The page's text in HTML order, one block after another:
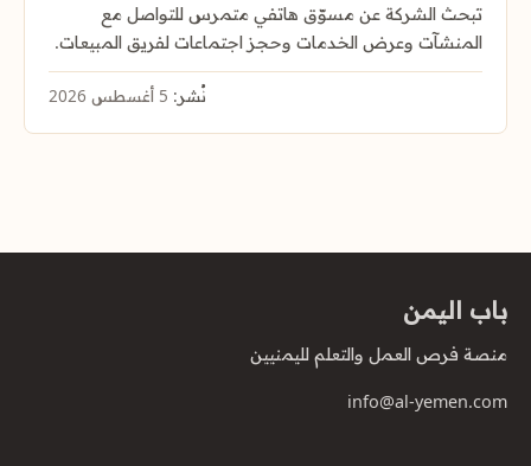
تبحث الشركة عن مسوّق هاتفي متمرس للتواصل مع
المنشآت وعرض الخدمات وحجز اجتماعات لفريق المبيعات.
نُشر:
باب اليمن
منصة فرص العمل والتعلم لليمنيين
info@al-yemen.com